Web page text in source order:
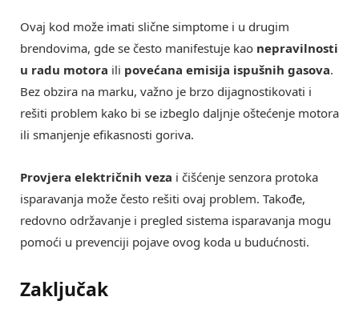
Ovaj kod može imati slične simptome i u drugim
brendovima, gde se često manifestuje kao nepravilnosti
u radu motora ili povećana emisija ispušnih gasova.
Bez obzira na marku, važno je brzo dijagnostikovati i
rešiti problem kako bi se izbeglo daljnje oštećenje motora
ili smanjenje efikasnosti goriva.
Provjera električnih veza i čišćenje senzora protoka
isparavanja može često rešiti ovaj problem. Takođe,
redovno održavanje i pregled sistema isparavanja mogu
pomoći u prevenciji pojave ovog koda u budućnosti.
Zaključak